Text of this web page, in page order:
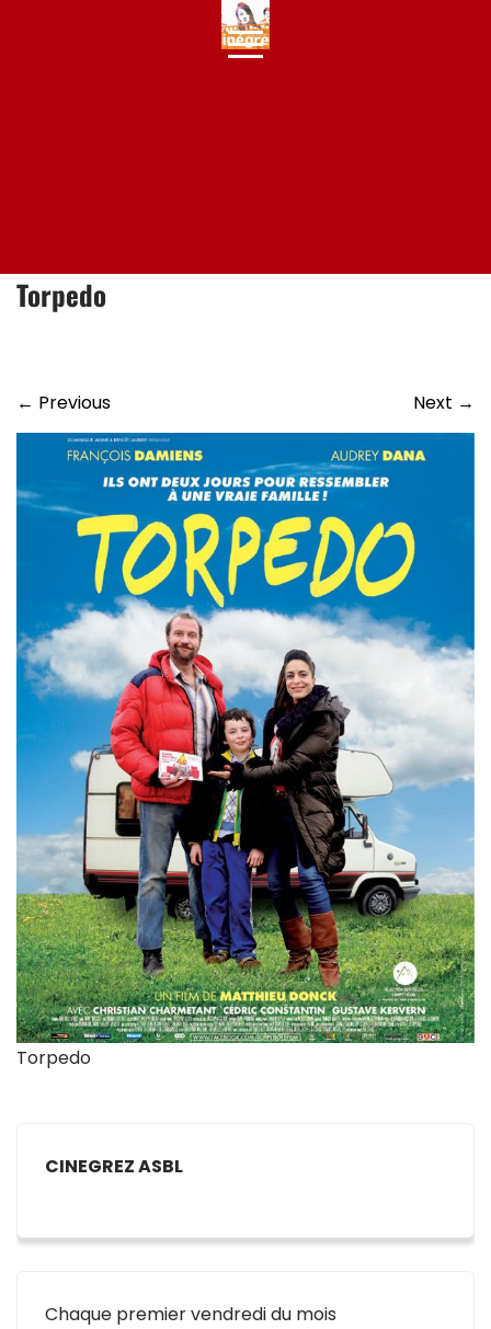
Torpedo
← Previous Next →
Torpedo
CINEGREZ ASBL
Chaque premier vendredi du mois